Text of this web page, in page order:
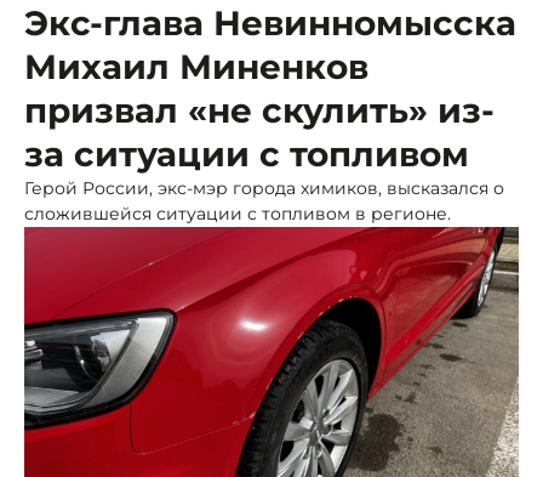
Экс-глава Невинномысска
Михаил Миненков
призвал «не скулить» из-
за ситуации с топливом
Герой России, экс-мэр города химиков, высказался о
сложившейся ситуации с топливом в регионе.